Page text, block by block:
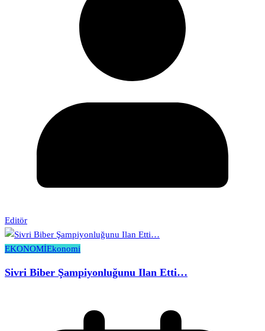
Editör
EKONOMİEkonomi
Sivri Biber Şampiyonluğunu Ilan Etti…